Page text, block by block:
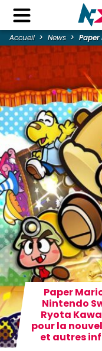
Accueil News Paper
Paper
Nintendo
Ryota
pour la
et autres